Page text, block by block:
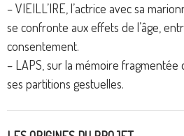
– VIEILL’IRE, l’actrice avec sa
se confronte aux effets de l’âge,
consentement.
– LAPS, sur la mémoire fragmentée
ses partitions gestuelles.